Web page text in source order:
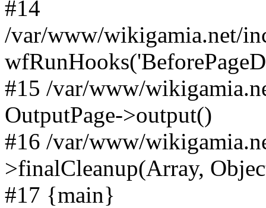
#14
/var/www/wikigamia.net/
#15 /var/www/
OutputPage->output()
#16 /var/www/
>finalCleanup(Array,
#17 {main}